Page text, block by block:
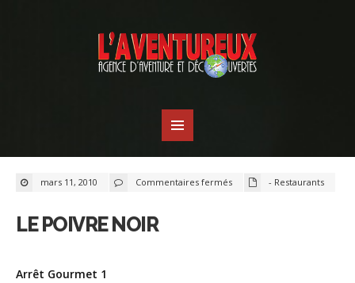
mars 11, 2010 Commentaires ferméssur
Le
- Restaurants
LE POIVRE NOIR
Arrêt Gourmet 1